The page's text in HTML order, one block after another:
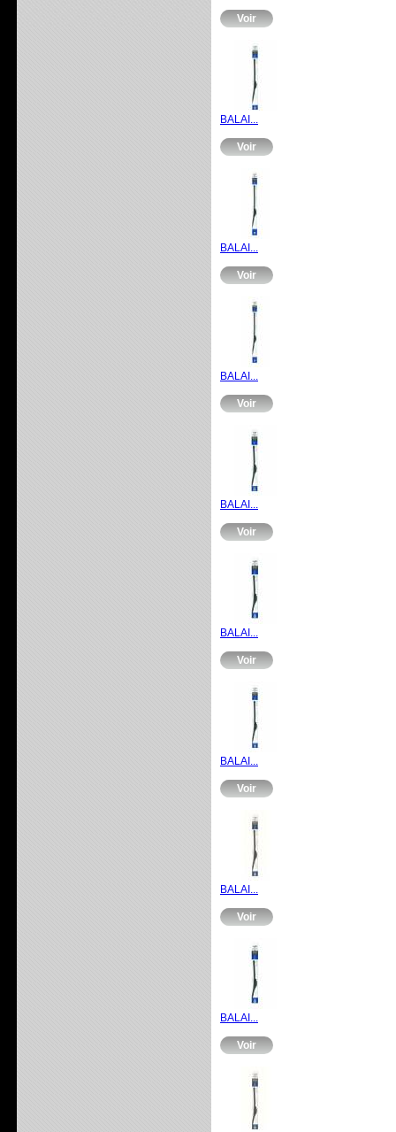
Voir
BALAI...
Voir
BALAI...
Voir
BALAI...
Voir
BALAI...
Voir
BALAI...
Voir
BALAI...
Voir
BALAI...
Voir
BALAI...
Voir